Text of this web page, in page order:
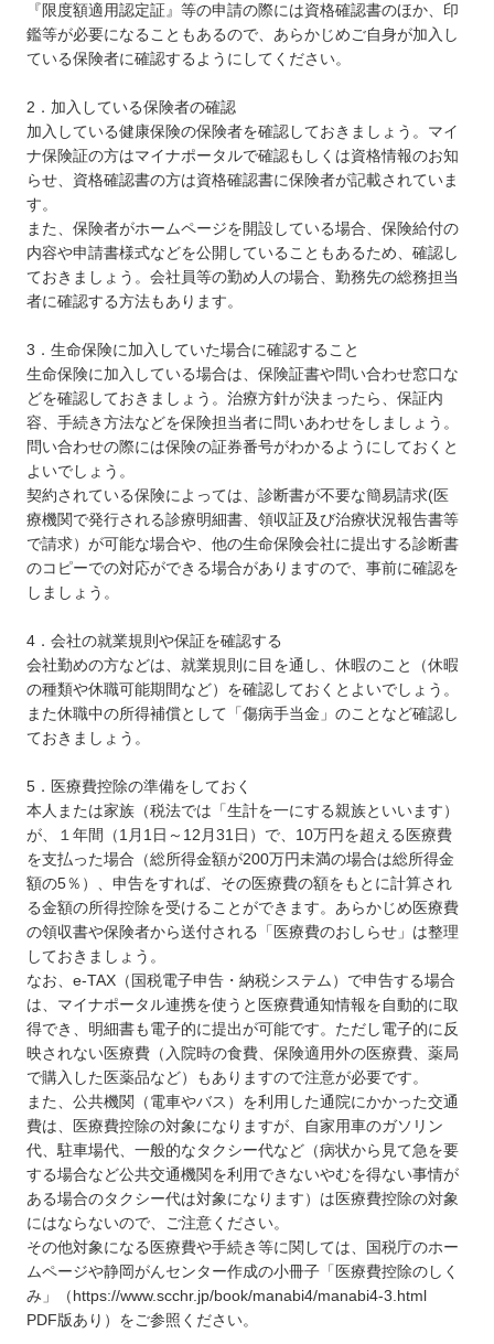
『限度額適用認定証』等の申請の際には資格確認書のほか、印
鑑等が必要になることもあるので、あらかじめご自身が加入し
ている保険者に確認するようにしてください。
2．加入している保険者の確認
加入している健康保険の保険者を確認しておきましょう。マイ
ナ保険証の方はマイナポータルで確認もしくは資格情報のお知
らせ、資格確認書の方は資格確認書に保険者が記載されていま
す。
また、保険者がホームページを開設している場合、保険給付の
内容や申請書様式などを公開していることもあるため、確認し
ておきましょう。会社員等の勤め人の場合、勤務先の総務担当
者に確認する方法もあります。
3．生命保険に加入していた場合に確認すること
生命保険に加入している場合は、保険証書や問い合わせ窓口な
どを確認しておきましょう。治療方針が決まったら、保証内
容、手続き方法などを保険担当者に問いあわせをしましょう。
問い合わせの際には保険の証券番号がわかるようにしておくと
よいでしょう。
契約されている保険によっては、診断書が不要な簡易請求(医
療機関で発行される診療明細書、領収証及び治療状況報告書等
で請求）が可能な場合や、他の生命保険会社に提出する診断書
のコピーでの対応ができる場合がありますので、事前に確認を
しましょう。
4．会社の就業規則や保証を確認する
会社勤めの方などは、就業規則に目を通し、休暇のこと（休暇
の種類や休職可能期間など）を確認しておくとよいでしょう。
また休職中の所得補償として「傷病手当金」のことなど確認し
ておきましょう。
5．医療費控除の準備をしておく
本人または家族（税法では「生計を一にする親族といいます）
が、１年間（1月1日～12月31日）で、10万円を超える医療費
を支払った場合（総所得金額が200万円未満の場合は総所得金
額の5％）、申告をすれば、その医療費の額をもとに計算され
る金額の所得控除を受けることができます。あらかじめ医療費
の領収書や保険者から送付される「医療費のおしらせ」は整理
しておきましょう。
なお、e‐TAX（国税電子申告・納税システム）で申告する場合
は、マイナポータル連携を使うと医療費通知情報を自動的に取
得でき、明細書も電子的に提出が可能です。ただし電子的に反
映されない医療費（入院時の食費、保険適用外の医療費、薬局
で購入した医薬品など）もありますので注意が必要です。
また、公共機関（電車やバス）を利用した通院にかかった交通
費は、医療費控除の対象になりますが、自家用車のガソリン
代、駐車場代、一般的なタクシー代など（病状から見て急を要
する場合など公共交通機関を利用できないやむを得ない事情が
ある場合のタクシー代は対象になります）は医療費控除の対象
にはならないので、ご注意ください。
その他対象になる医療費や手続き等に関しては、国税庁のホー
ムページや静岡がんセンター作成の小冊子「医療費控除のしく
み」（https://www.scchr.jp/book/manabi4/manabi4-3.html
PDF版あり）をご参照ください。